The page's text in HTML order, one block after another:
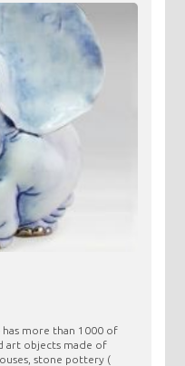
has more than 1000 of
art objects made ​​of
stone pottery (